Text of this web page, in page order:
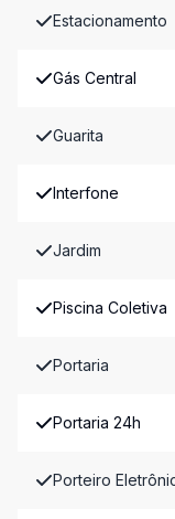
Estacionamento
Gás Central
Guarita
Interfone
Jardim
Piscina Coletiva
Portaria
Portaria 24h
Porteiro